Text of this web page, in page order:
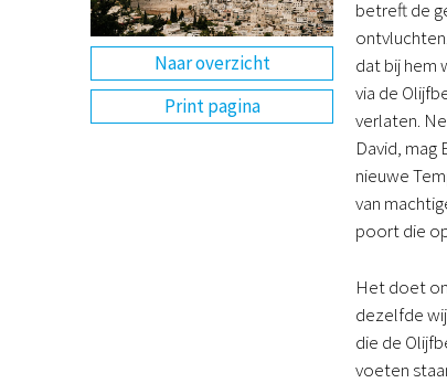
Naar overzicht
Print pagina
betreft de
dat bij hem
via de
verlaten.
David, mag
nieuwe
van
poort die
Het doet
dezelfde
die de
voeten